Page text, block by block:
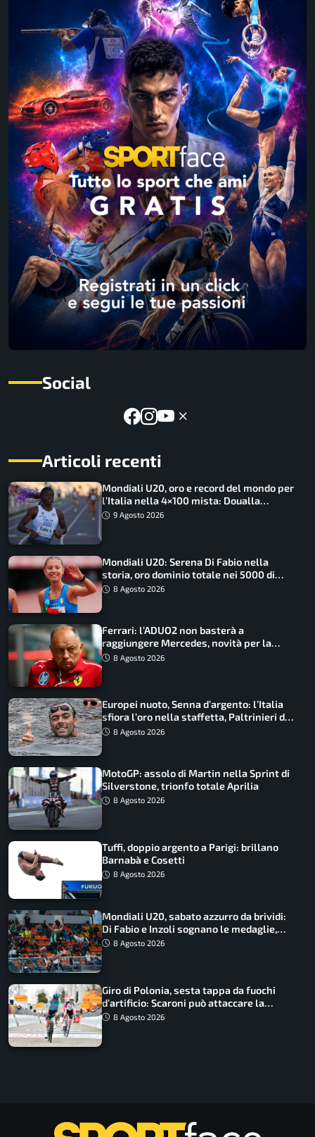
Social
Articoli recenti
Mondiali U20, oro e record del mondo per
l’Italia nella 4×100 mista: Doualla
straordinaria
9 Agosto 2026
Mondiali U20: Serena Di Fabio nella
storia, oro dominio totale nei 5000 di
marcia
8 Agosto 2026
Ferrari: l’ADUO2 non basterà a
raggiungere Mercedes, novità per la
Macarena
8 Agosto 2026
Europei nuoto, Senna d’argento: l’Italia
sfiora l’oro nella staffetta, Paltrinieri da
urlo, il bilancio azzurro
8 Agosto 2026
MotoGP: assolo di Martin nella Sprint di
Silverstone, trionfo totale Aprilia
8 Agosto 2026
Tuffi, doppio argento a Parigi: brillano
Barnabà e Cosetti
8 Agosto 2026
Mondiali U20, sabato azzurro da brividi:
Di Fabio e Inzoli sognano le medaglie,
Castellani e Succo in finale
8 Agosto 2026
Giro di Polonia, sesta tappa da fuochi
d’artificio: Scaroni può attaccare la
maglia di Lemmen
8 Agosto 2026